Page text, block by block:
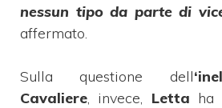
nessun tipo da parte di
affermato.
Sulla questione dell
Cavaliere, invece, Letta ha